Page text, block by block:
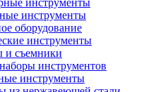
инструменты
инструменты
оборудование
инструменты
и съемники
инструментов
инструменты